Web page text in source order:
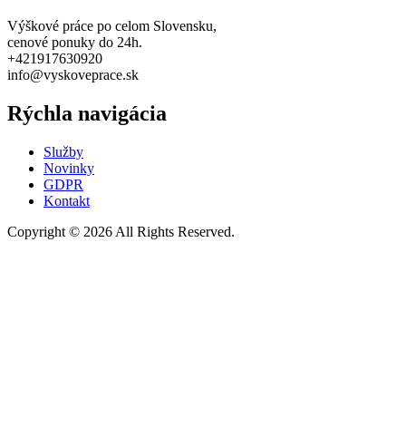
Výškové práce po celom Slovensku,
cenové ponuky do 24h.
+421917630920
info@vyskoveprace.sk
Rýchla navigácia
Služby
Novinky
GDPR
Kontakt
Copyright © 2026 All Rights Reserved.